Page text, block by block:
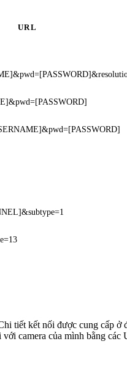
URL
tiết kết nối được cung cấp
camera của mình bằng các